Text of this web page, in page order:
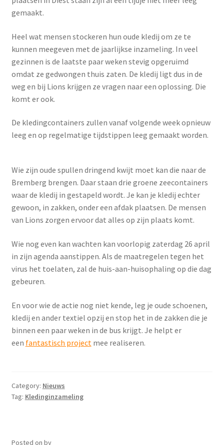
gemaakt.
Heel wat mensen stockeren hun oude kledij om ze te
kunnen meegeven met de jaarlijkse inzameling. In veel
gezinnen is de laatste paar weken stevig opgeruimd
omdat ze gedwongen thuis zaten. De kledij ligt dus in de
weg en bij Lions krijgen ze vragen naar een oplossing. Die
komt er ook.
De kledingcontainers zullen vanaf volgende week opnieuw
leeg en op regelmatige tijdstippen leeg gemaakt worden.
Wie zijn oude spullen dringend kwijt moet kan die naar de
Bremberg brengen. Daar staan drie groene zeecontainers
waar de kledij in gestapeld wordt. Je kan je kledij echter
gewoon, in zakken, onder een afdak plaatsen. De mensen
van Lions zorgen ervoor dat alles op zijn plaats komt.
Wie nog even kan wachten kan voorlopig zaterdag 26 april
in zijn agenda aanstippen. Als de maatregelen tegen het
virus het toelaten, zal de huis-aan-huisophaling op die dag
gebeuren.
En voor wie de actie nog niet kende, leg je oude schoenen,
kledij en ander textiel opzij en stop het in de zakken die je
binnen een paar weken in de bus krijgt. Je helpt er
een fantastisch project mee realiseren.
Category: Nieuws
Tag: Kledinginzameling
Posted on by